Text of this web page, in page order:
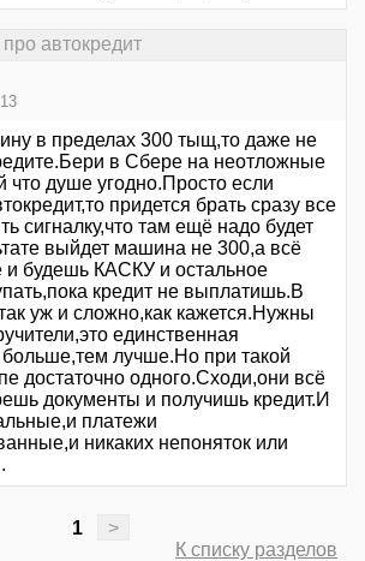
автокредит
в пределах 300 тыщ,то даже не
в Сбере на неотложные
что душе угодно.Просто если
придется брать сразу все
сигналку,что там ещё надо будет
выйдет машина не 300,а всё
будешь КАСКУ и остальное
кредит не выплатишь.В
уж и сложно,как кажется.Нужны
единственная
больше,тем лучше.Но при такой
достаточно одного.Сходи,они всё
документы и получишь кредит.И
платежи
никаких непоняток или
1
>
К списку разделов